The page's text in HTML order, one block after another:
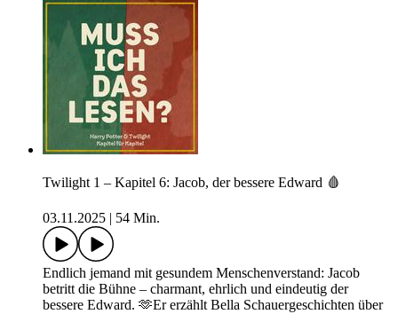
Twilight 1 – Kapitel 6: Jacob, der bessere Edward 🩸
03.11.2025 54 Min.
Endlich jemand mit gesundem Menschenverstand: Jacob
betritt die Bühne – charmant, ehrlich und eindeutig der
bessere Edward. 🫶Er erzählt Bella Schauergeschichten über